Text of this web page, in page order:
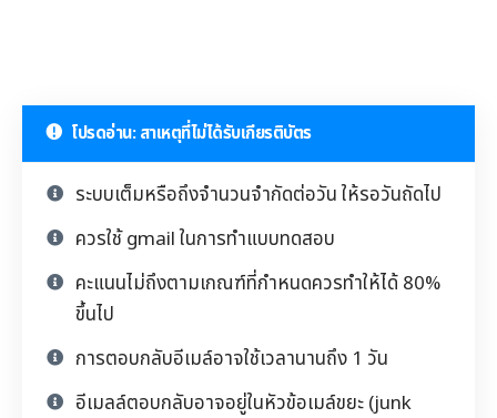
โปรดอ่าน: สาเหตุที่ไม่ได้รับเกียรติบัตร
ระบบเต็มหรือถึงจำนวนจำกัดต่อวัน ให้รอวันถัดไป
ควรใช้ gmail ในการทำแบบทดสอบ
คะแนนไม่ถึงตามเกณฑ์ที่กำหนดควรทำให้ได้ 80%
ขึ้นไป
การตอบกลับอีเมล์อาจใช้เวลานานถึง 1 วัน
อีเมลล์ตอบกลับอาจอยู่ในหัวข้อเมล์ขยะ (junk